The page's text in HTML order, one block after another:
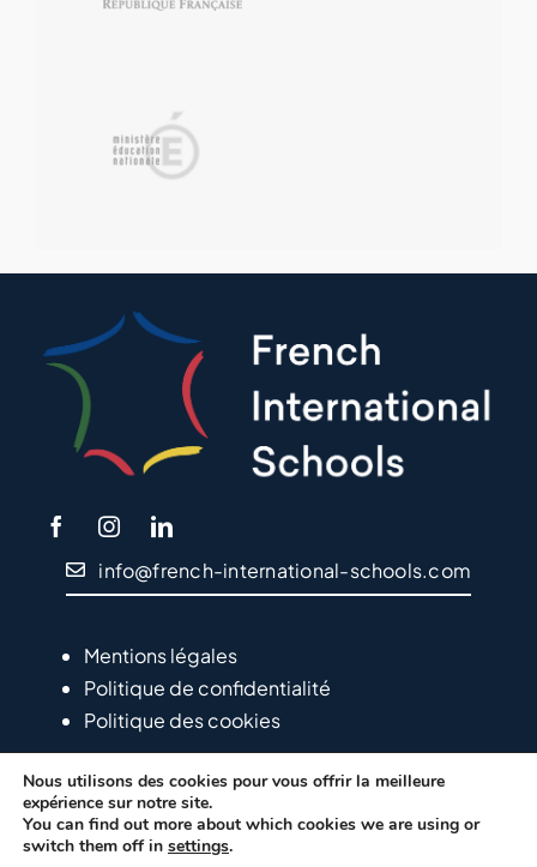
info@french-international-schools.com
Mentions légales
Politique de confidentialité
Politique des cookies
Nous utilisons des cookies pour vous offrir la meilleure
expérience sur notre site.
You can find out more about which cookies we are using or
switch them off in settings.